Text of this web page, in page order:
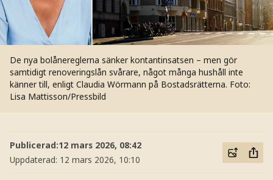
De nya bolånereglerna sänker kontantinsatsen – men gör
samtidigt renoveringslån svårare, något många hushåll inte
känner till, enligt Claudia Wörmann på Bostadsrätterna. Foto:
Lisa Mattisson/Pressbild
Publicerad:12 mars 2026, 08:42
Uppdaterad: 12 mars 2026, 10:10